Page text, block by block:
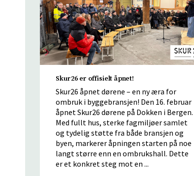
Skur26 er offisielt åpnet!
Skur26 åpnet dørene – en ny æra for
ombruk i byggebransjen! Den 16. februar
åpnet Skur26 dørene på Dokken i Bergen.
Med fullt hus, sterke fagmiljøer samlet
og tydelig støtte fra både bransjen og
byen, markerer åpningen starten på noe
langt større enn en ombrukshall. Dette
er et konkret steg mot en ...